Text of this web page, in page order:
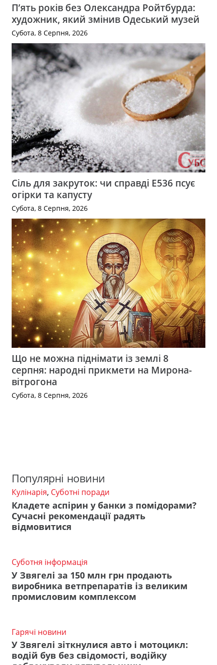
П’ять років без Олександра Ройтбурда:
художник, який змінив Одеський музей
Субота, 8 Серпня, 2026
Сіль для закруток: чи справді Е536 псує
огірки та капусту
Субота, 8 Серпня, 2026
Що не можна піднімати із землі 8
серпня: народні прикмети на Мирона-
вітрогона
Субота, 8 Серпня, 2026
Популярні новини
Кулінарія, Суботні поради
Кладете аспірин у банки з помідорами?
Сучасні рекомендації радять
відмовитися
Суботня інформація
У Звягелі за 150 млн грн продають
виробника ветпрепаратів із великим
промисловим комплексом
Гарячі новини
У Звягелі зіткнулися авто і мотоцикл:
водій був без свідомості, водійку